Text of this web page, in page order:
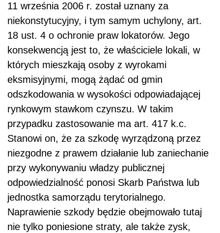
11 września 2006 r. został uznany za
niekonstytucyjny, i tym samym uchylony, art.
18 ust. 4 o ochronie praw lokatorów. Jego
konsekwencją jest to, że właściciele lokali, w
których mieszkają osoby z wyrokami
eksmisyjnymi, mogą żądać od gmin
odszkodowania w wysokości odpowiadającej
rynkowym stawkom czynszu. W takim
przypadku zastosowanie ma art. 417 k.c.
Stanowi on, że za szkodę wyrządzoną przez
niezgodne z prawem działanie lub zaniechanie
przy wykonywaniu władzy publicznej
odpowiedzialność ponosi Skarb Państwa lub
jednostka samorządu terytorialnego.
Naprawienie szkody będzie obejmowało tutaj
nie tylko poniesione straty, ale także zysk,